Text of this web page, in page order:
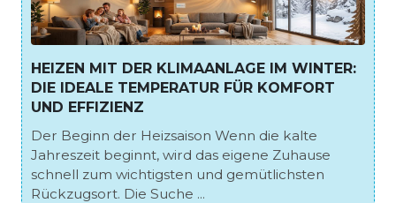
HEIZEN MIT DER KLIMAANLAGE IM WINTER:
DIE IDEALE TEMPERATUR FÜR KOMFORT
UND EFFIZIENZ
Der Beginn der Heizsaison Wenn die kalte
Jahreszeit beginnt, wird das eigene Zuhause
schnell zum wichtigsten und gemütlichsten
Rückzugsort. Die Suche ...